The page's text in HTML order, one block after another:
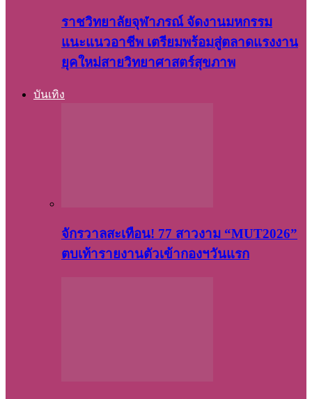
ราชวิทยาลัยจุฬาภรณ์ จัดงานมหกรรม
แนะแนวอาชีพ เตรียมพร้อมสู่ตลาดแรงงาน
ยุคใหม่สายวิทยาศาสตร์สุขภาพ
บันเทิง
จักรวาลสะเทือน! 77 สาวงาม “MUT2026”
ตบเท้ารายงานตัวเข้ากองฯวันแรก